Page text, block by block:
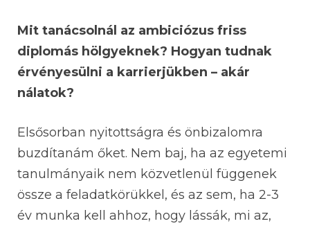
Mit tanácsolnál az ambiciózus friss
diplomás hölgyeknek? Hogyan tudnak
érvényesülni a karrierjükben – akár
nálatok?
Elsősorban nyitottságra és önbizalomra
buzdítanám őket. Nem baj, ha az egyetemi
tanulmányaik nem közvetlenül függenek
össze a feladatkörükkel, és az sem, ha 2-3
év munka kell ahhoz, hogy lássák, mi az,